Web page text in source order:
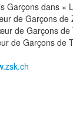
Garçons dans
de Garçons
de Garçons
de Garçons de